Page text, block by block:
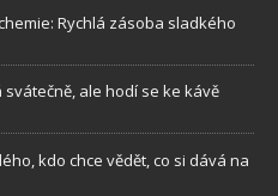
Rychlá zásoba sladkého
ale hodí se ke kávě
kdo chce vědět, co si dává na